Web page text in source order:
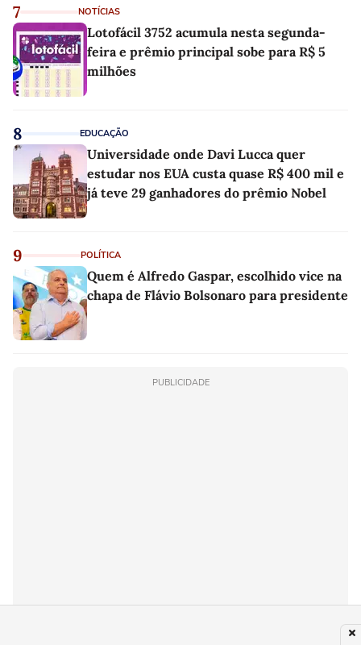
7 NOTÍCIAS
Lotofácil 3752 acumula nesta segunda-
feira e prêmio principal sobe para R$ 5
milhões
8 EDUCAÇÃO
Universidade onde Davi Lucca quer
estudar nos EUA custa quase R$ 400 mil e
já teve 29 ganhadores do prêmio Nobel
9 POLÍTICA
Quem é Alfredo Gaspar, escolhido vice na
chapa de Flávio Bolsonaro para presidente
PUBLICIDADE